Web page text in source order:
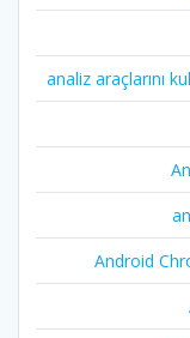
analiz araçlarını
Android